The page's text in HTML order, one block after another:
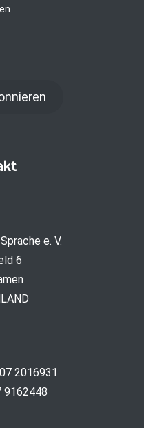
e. V.
6
2016931
9162448